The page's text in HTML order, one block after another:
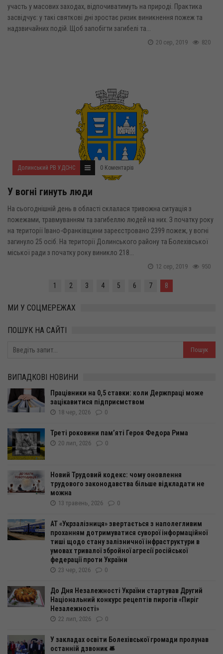
участь у масових заходах, відпочиватимуть на природі. Практика
засвідчує: у такі святкові дні зростає ризик виникнення пожеж та
надзвичайних подій. Щоб запобігти загибелі та...
820
20 сер, 2019
Долинський РВ УДСНС 0 Коментарів
У вогні гинуть люди
На сьогоднішній день в області склалася тривожна ситуація з
пожежами, травмуванням та загибеллю людей на них. З початку року
на території Івано-Франківщини зареєстровано 2399 пожеж, у вогні
загинуло 25 осіб. На території Долинського району та Болехівської
міської ради з початку року виникло 218...
950
12 сер, 2019
1 2 3 4 5 6 7 8
МИ У СОЦМЕРЕЖАХ
ПОШУК НА САЙТІ
ВИПАДКОВІ НОВИНИ
Працівники на 0,5 ставки: коли Держпраці може
зацікавитися підприємством
18 чер, 2026 0
Треті роковини пам’яті Героя Федора Рима
20 лип, 2026 0
Новий Трудовий кодекс: чому оновлення
трудового законодавства більше відкладати не
можна
13 травень, 2026 0
АТ «Укрзалізниця» звертається з наполегливим
проханням дотримуватися суворої інформаційної
тиші щодо стану залізничної інфраструктури в
умовах тривалої збройної агресії російської
федерації проти України
23 чер, 2026 0
До Дня Незалежності України стартував Другий
Національний конкурс рецептів пирогів «Пиріг
Незалежності»
22 лип, 2026 0
У закладах освіти Болехівської громади пролунав
останній дзвоник 🛎️